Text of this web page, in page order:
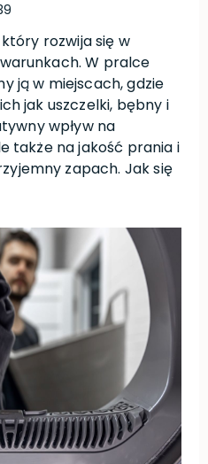
rozwija się w
W pralce
ją w miejscach, gdzie
jak uszczelki, bębny i
wpływ na
także na jakość prania i
zapach. Jak się